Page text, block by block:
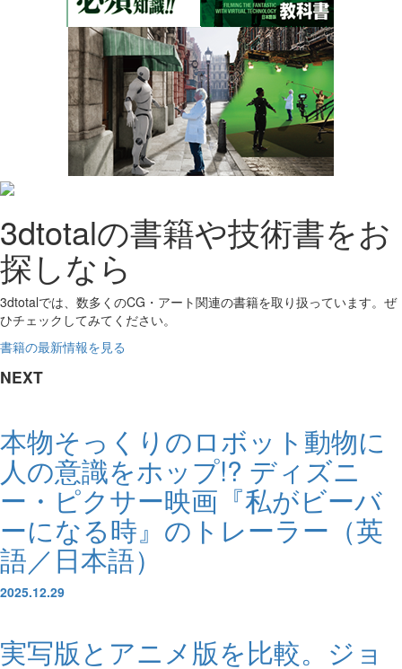
3dtotalの書籍や技術書をお
探しなら
3dtotalでは、数多くのCG・アート関連の書籍を取り扱っています。ぜ
ひチェックしてみてください。
書籍の最新情報を見る
NEXT
本物そっくりのロボット動物に
人の意識をホップ!? ディズニ
ー・ピクサー映画『私がビーバ
ーになる時』のトレーラー（英
語／日本語）
2025.12.29
実写版とアニメ版を比較。ジョ